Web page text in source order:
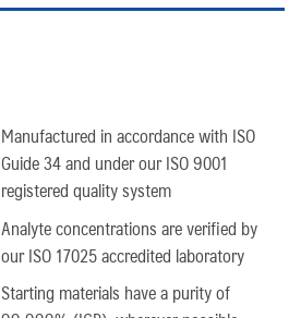
Manufactured in accordance with ISO
Guide 34 and under our ISO 9001
registered quality system
Analyte concentrations are verified by
our ISO 17025 accredited laboratory
Starting materials have a purity of